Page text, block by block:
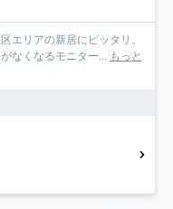
エリアの新居にピッタリ。
なくなるモニター... もっと